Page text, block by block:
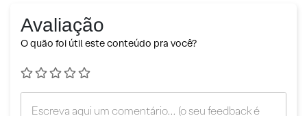
Avaliação
O quão foi útil este conteúdo pra você?